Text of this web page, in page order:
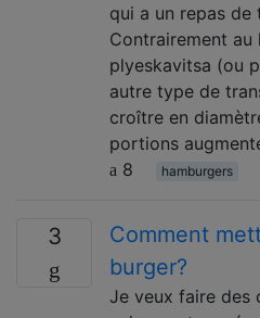
qui a un repas de
Contrairement au
plyeskavitsa (ou
autre type de
croître en
portions
8
hamburgers
3
Comment
burger?
Je veux faire des